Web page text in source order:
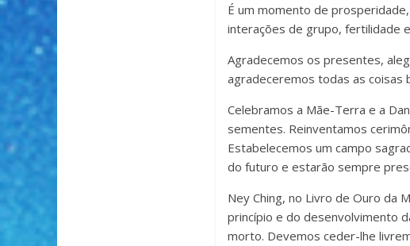
É um momento de
interações de grupo, fertilidade e
Agradecemos os presentes,
agradeceremos todas as coisas
Celebramos a Mãe-Terra e a
sementes. Reinventamos
Estabelecemos um campo
do futuro e estarão sempre
Ney Ching, no Livro de Ouro da
princípio e do desenvolvimento
morto. Devemos ceder-lhe